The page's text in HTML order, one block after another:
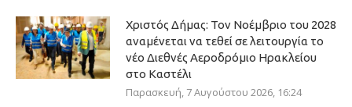
Χριστός Δήμας: Τον Νοέμβριο του 2028
αναμένεται να τεθεί σε λειτουργία το
νέο Διεθνές Αεροδρόμιο Ηρακλείου
στο Καστέλι
Παρασκευή, 7 Αυγούστου 2026, 16:24